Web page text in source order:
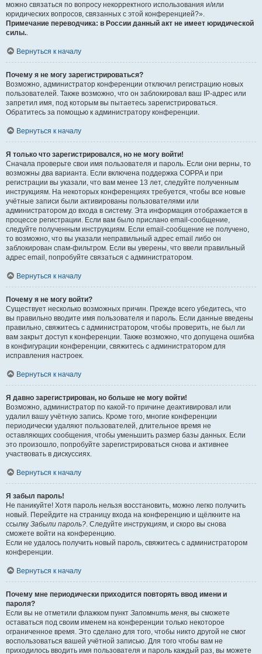
можно связаться по вопросу некорректного использования и/или
юридических вопросов, связанных с этой конференцией?».
Примечание переводчика: в России данный акт не имеет юридической
силы..
Вернуться к началу
Почему я не могу зарегистрироваться?
Возможно, администратор конференции отключил регистрацию новых
пользователей. Также возможно, что он заблокировал ваш IP-адрес или
запретил имя, под которым вы пытаетесь зарегистрироваться.
Обратитесь за помощью к администратору конференции.
Вернуться к началу
Я только что зарегистрировался, но не могу войти!
Сначала проверьте свои имя пользователя и пароль. Если они верны, то
возможны два варианта. Если включена поддержка COPPA и при
регистрации вы указали, что вам менее 13 лет, следуйте полученным
инструкциям. На некоторых конференциях требуется, чтобы все новые
учётные записи были активированы пользователями или
администратором до входа в систему. Эта информация отображается в
процессе регистрации. Если вам было прислано email-сообщение,
следуйте полученным инструкциям. Если email-сообщение не получено,
то возможно, что вы указали неправильный адрес email либо он
заблокирован спам-фильтром. Если вы уверены, что ввели правильный
адрес email, попробуйте связаться с администратором.
Вернуться к началу
Почему я не могу войти?
Существует несколько возможных причин. Прежде всего убедитесь, что
вы правильно вводите имя пользователя и пароль. Если данные введены
правильно, свяжитесь с администратором, чтобы проверить, не был ли
вам закрыт доступ к конференции. Также возможно, что допущена ошибка
в конфигурации конференции, свяжитесь с администратором для
исправления настроек.
Вернуться к началу
Я давно зарегистрирован, но больше не могу войти!
Возможно, администратор по какой-то причине деактивировал или
удалил вашу учётную запись. Кроме того, многие конференции
периодически удаляют пользователей, длительное время не
оставляющих сообщения, чтобы уменьшить размер базы данных. Если
это произошло, попробуйте зарегистрироваться снова и активнее
участвовать в дискуссиях.
Вернуться к началу
Я забыл пароль!
Не паникуйте! Хотя пароль нельзя восстановить, можно легко получить
новый. Перейдите на страницу входа на конференцию и щёлкните на
ссылку Забыли пароль?. Следуйте инструкциям, и скоро вы снова
сможете войти на конференцию.
Если не удалось получить новый пароль, свяжитесь с администратором
конференции.
Вернуться к началу
Почему мне периодически приходится повторять ввод имени и
пароля?
Если вы не отметили флажком пункт Запомнить меня, вы сможете
оставаться под своим именем на конференции только некоторое
ограниченное время. Это сделано для того, чтобы никто другой не смог
воспользоваться вашей учётной записью. Для того чтобы вам не
приходилось вводить имя пользователя и пароль каждый раз, вы можете